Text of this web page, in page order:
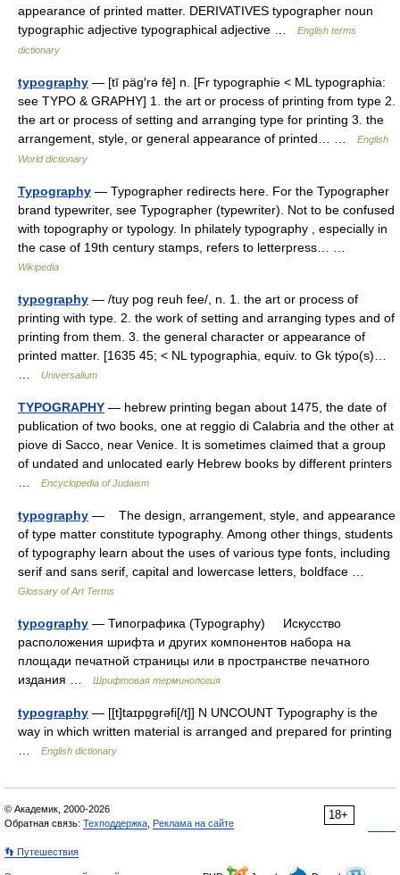
appearance of printed matter. DERIVATIVES typographer noun
typographic adjective typographical adjective …
English terms
dictionary
typography — [tī päg′rə fē] n. [Fr typographie < ML typographia:
see TYPO & GRAPHY] 1. the art or process of printing from type 2.
the art or process of setting and arranging type for printing 3. the
arrangement, style, or general appearance of printed… …
English
World dictionary
Typography — Typographer redirects here. For the Typographer
brand typewriter, see Typographer (typewriter). Not to be confused
with topography or typology. In philately typography , especially in
the case of 19th century stamps, refers to letterpress… …
Wikipedia
typography — /tuy pog reuh fee/, n. 1. the art or process of
printing with type. 2. the work of setting and arranging types and of
printing from them. 3. the general character or appearance of
printed matter. [1635 45; < NL typographia, equiv. to Gk týpo(s)…
Universalium
TYPOGRAPHY — hebrew printing began about 1475, the date of
publication of two books, one at reggio di Calabria and the other at
piove di Sacco, near Venice. It is sometimes claimed that a group
of undated and unlocated early Hebrew books by different printers
Encyclopedia of Judaism
typography — The design, arrangement, style, and appearance
of type matter constitute typography. Among other things, students
of typography learn about the uses of various type fonts, including
serif and sans serif, capital and lowercase letters, boldface …
Glossary of Art Terms
typography — Типографика (Typography) Искусство
расположения шрифта и других компонентов набора на
площади печатной страницы или в пространстве печатного
издания …
Шрифтовая терминология
typography — [[t]taɪpɒ̱grəfi[/t]] N UNCOUNT Typography is the
way in which written material is arranged and prepared for printing
English dictionary
18+
© Академик, 2000-2026
Обратная связь: Техподдержка Реклама на сайте
👣 Путешествия